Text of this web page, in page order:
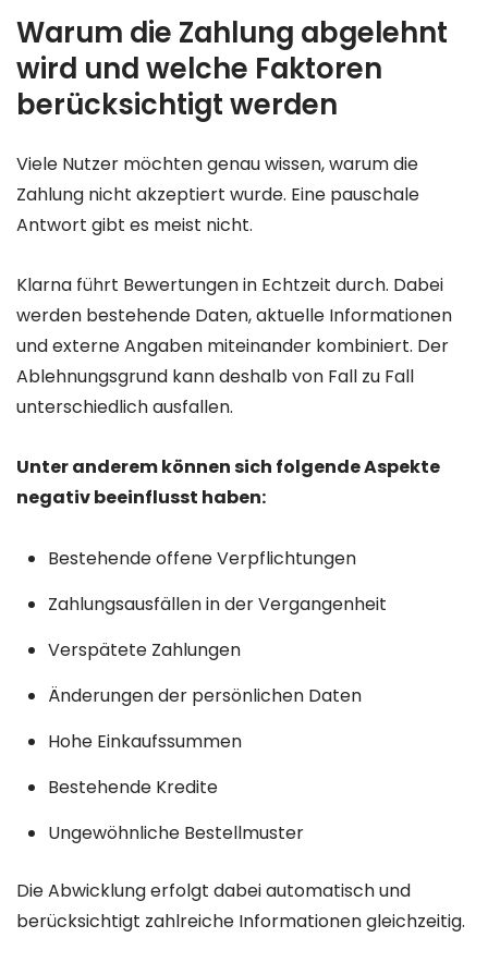
Warum die Zahlung abgelehnt
wird und welche Faktoren
berücksichtigt werden
Viele Nutzer möchten genau wissen, warum die
Zahlung nicht akzeptiert wurde. Eine pauschale
Antwort gibt es meist nicht.
Klarna führt Bewertungen in Echtzeit durch. Dabei
werden bestehende Daten, aktuelle Informationen
und externe Angaben miteinander kombiniert. Der
Ablehnungsgrund kann deshalb von Fall zu Fall
unterschiedlich ausfallen.
Unter anderem können sich folgende Aspekte
negativ beeinflusst haben:
Bestehende offene Verpflichtungen
Zahlungsausfällen in der Vergangenheit
Verspätete Zahlungen
Änderungen der persönlichen Daten
Hohe Einkaufssummen
Bestehende Kredite
Ungewöhnliche Bestellmuster
Die Abwicklung erfolgt dabei automatisch und
berücksichtigt zahlreiche Informationen gleichzeitig.